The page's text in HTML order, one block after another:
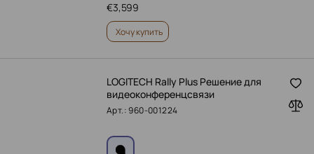
3,599
€
Хочу купить
LOGITECH Rally Plus Решение для
видеоконференцсвязи
Арт.: 960-001224